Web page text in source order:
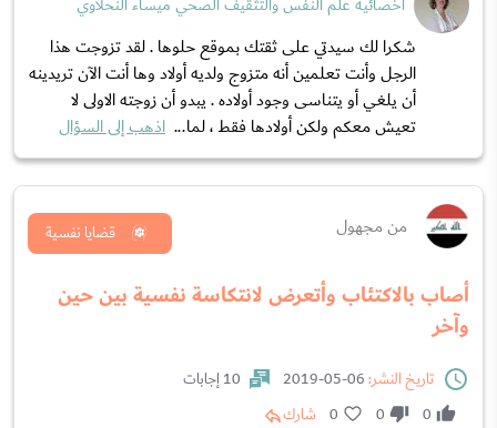
أخصائية علم النفس والتثقيف الصحي ميساء النحلاوي
شكرا لك سيدتي على ثقتك بموقع حلوها . لقد تزوجت هذا
الرجل وأنت تعلمين أنه متزوج ولديه أولاد وها أنت الآن تريدينه
أن يلغي أو يتناسى وجود أولاده . يبدو أن زوجته الاولى لا
تعيش معكم ولكن أولادها فقط ، لما... اذهب إلى السؤال
من مجهول
أصاب بالاكتئاب وأتعرض لانتكاسة نفسية بين حين
وآخر
قضايا نفسية
تاريخ النشر:
10 إجابات
0
0
0 شارك